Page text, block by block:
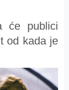
će publici
od kada je